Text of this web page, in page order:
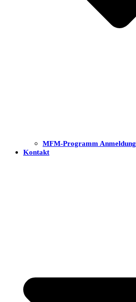
MFM-Programm Anmeldung
Kontakt